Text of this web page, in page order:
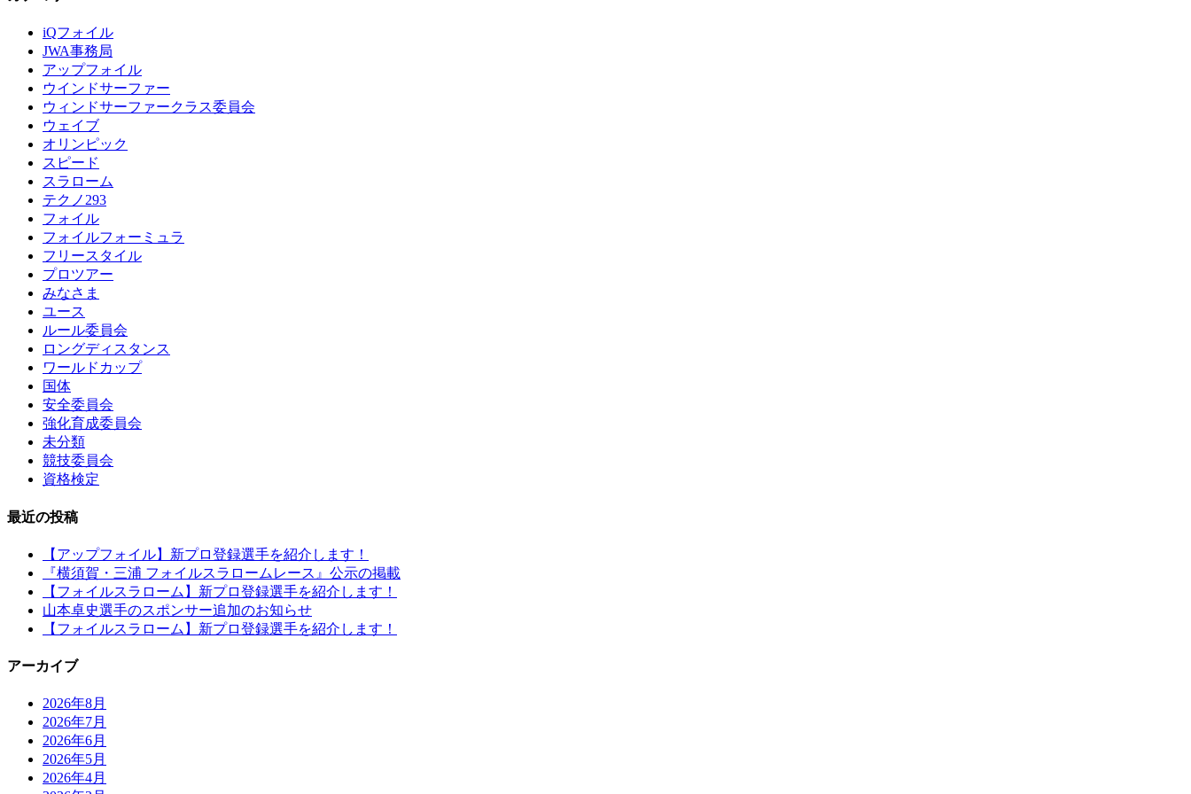
iQフォイル
JWA事務局
アップフォイル
ウインドサーファー
ウィンドサーファークラス委員会
ウェイブ
オリンピック
スピード
スラローム
テクノ293
フォイル
フォイルフォーミュラ
フリースタイル
プロツアー
みなさま
ユース
ルール委員会
ロングディスタンス
ワールドカップ
国体
安全委員会
強化育成委員会
未分類
競技委員会
資格検定
最近の投稿
【アップフォイル】新プロ登録選手を紹介します！
『横須賀・三浦 フォイルスラロームレース』公示の掲載
【フォイルスラローム】新プロ登録選手を紹介します！
山本卓史選手のスポンサー追加のお知らせ
【フォイルスラローム】新プロ登録選手を紹介します！
アーカイブ
2026年8月
2026年7月
2026年6月
2026年5月
2026年4月